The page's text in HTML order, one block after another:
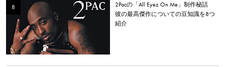
2Pacの「All Eyez On Me」制作秘話
彼の最高傑作についての豆知識を8つ
紹介